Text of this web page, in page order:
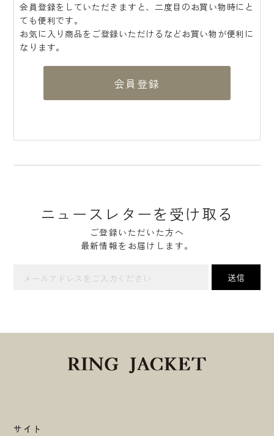
会員登録をしていただきますと、二度目のお買い物時にと
ても便利です。
お気に入り商品をご登録いただけるなどお買い物が便利に
なります。
会員登録
ニュースレターを受け取る
ご登録いただいた方へ
最新情報をお届けします。
サイト